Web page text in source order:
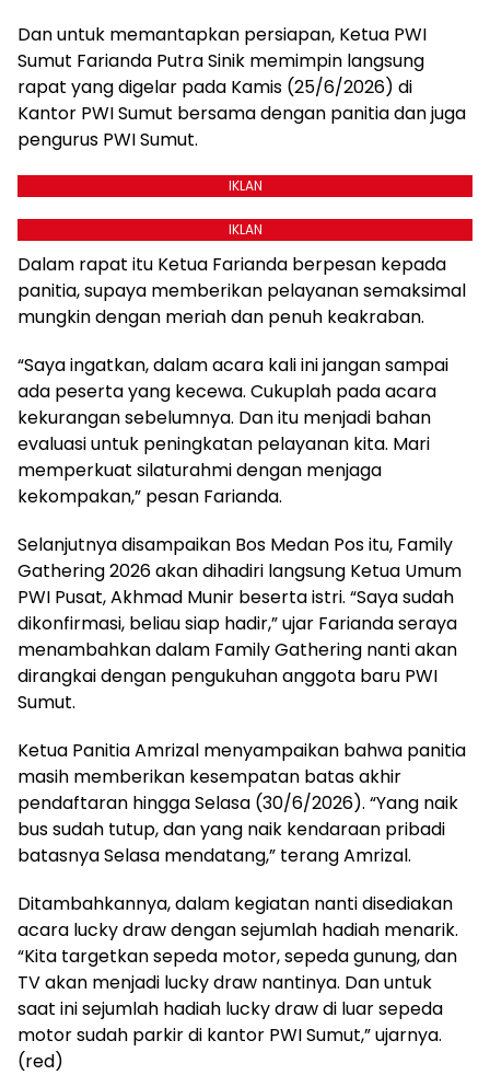
Dan untuk memantapkan persiapan, Ketua PWI
Sumut Farianda Putra Sinik memimpin langsung
rapat yang digelar pada Kamis (25/6/2026) di
Kantor PWI Sumut bersama dengan panitia dan juga
pengurus PWI Sumut.
IKLAN
IKLAN
Dalam rapat itu Ketua Farianda berpesan kepada
panitia, supaya memberikan pelayanan semaksimal
mungkin dengan meriah dan penuh keakraban.
“Saya ingatkan, dalam acara kali ini jangan sampai
ada peserta yang kecewa. Cukuplah pada acara
kekurangan sebelumnya. Dan itu menjadi bahan
evaluasi untuk peningkatan pelayanan kita. Mari
memperkuat silaturahmi dengan menjaga
kekompakan,” pesan Farianda.
Selanjutnya disampaikan Bos Medan Pos itu, Family
Gathering 2026 akan dihadiri langsung Ketua Umum
PWI Pusat, Akhmad Munir beserta istri. “Saya sudah
dikonfirmasi, beliau siap hadir,” ujar Farianda seraya
menambahkan dalam Family Gathering nanti akan
dirangkai dengan pengukuhan anggota baru PWI
Sumut.
Ketua Panitia Amrizal menyampaikan bahwa panitia
masih memberikan kesempatan batas akhir
pendaftaran hingga Selasa (30/6/2026). “Yang naik
bus sudah tutup, dan yang naik kendaraan pribadi
batasnya Selasa mendatang,” terang Amrizal.
Ditambahkannya, dalam kegiatan nanti disediakan
acara lucky draw dengan sejumlah hadiah menarik.
“Kita targetkan sepeda motor, sepeda gunung, dan
TV akan menjadi lucky draw nantinya. Dan untuk
saat ini sejumlah hadiah lucky draw di luar sepeda
motor sudah parkir di kantor PWI Sumut,” ujarnya.
(red)